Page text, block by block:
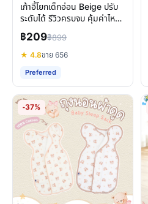
เก้าอี้โยกเด็กอ่อน Beige ปรับ
ระดับได้ รีวิวครบจบ คุ้มค่าไหม
สำหรับลูกน้อย
฿209฿899
★ 4.8ขาย 656
Preferred
-37%